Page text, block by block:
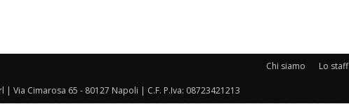
Chi siamo Lo staff
| Via Cimarosa 65 - 80127 Napoli | C.F. P.Iva: 08723421213